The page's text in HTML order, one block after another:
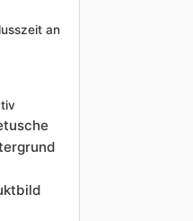
an